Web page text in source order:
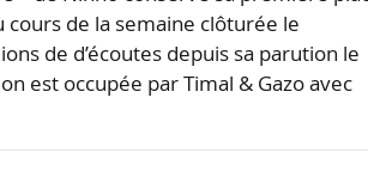
cours de la semaine clôturée le
de d’écoutes depuis sa parution le
est occupée par Timal & Gazo avec